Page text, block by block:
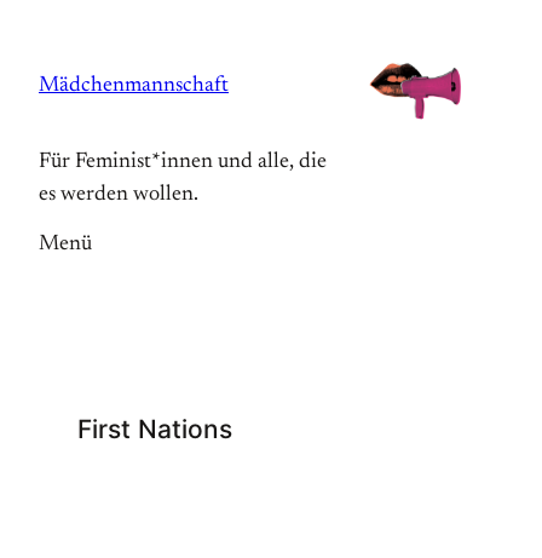
springen
Mädchenmannschaft
Für Feminist*innen und alle, die
es werden wollen.
Menü
First Nations